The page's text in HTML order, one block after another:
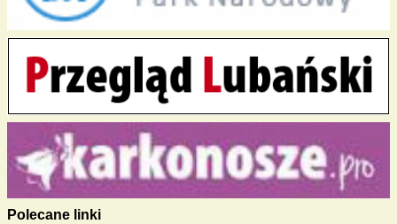
Polecane linki